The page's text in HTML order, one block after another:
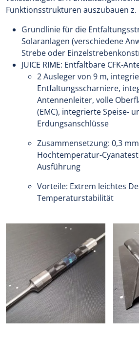
Funktionsstrukturen auszubauen z.
Grundlinie für die
Solaranlagen (verschiedene
Strebe oder
JUICE RIME: Entfaltbare CFK-
2 Ausleger von 9 m,
Entfaltungsscharniere,
Antennenleiter, volle
(EMC), integrierte Speise-
Erdungsanschlüsse
Zusammensetzung: 0,3
Hochtemperatur-
Ausführung
Vorteile: Extrem leichtes
Temperaturstabilität